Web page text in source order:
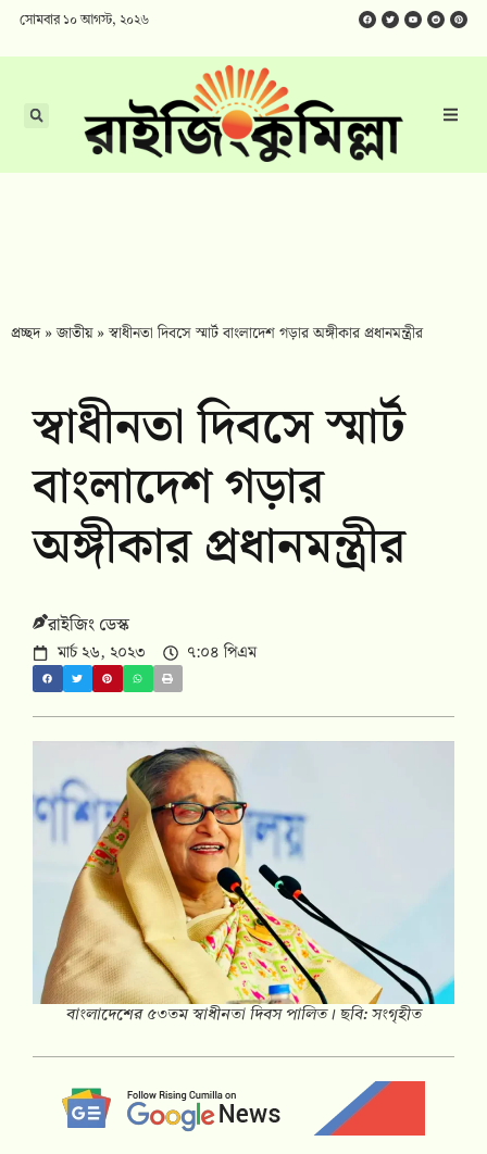
সোমবার ১০ আগস্ট, ২০২৬
প্রচ্ছদ»জাতীয়»স্বাধীনতা দিবসে স্মার্ট বাংলাদেশ গড়ার অঙ্গীকার প্রধানমন্ত্রীর
স্বাধীনতা দিবসে স্মার্ট
বাংলাদেশ গড়ার
অঙ্গীকার প্রধানমন্ত্রীর
রাইজিং ডেস্ক
মার্চ ২৬, ২০২৩ ৭:০৪ পিএম
বাংলাদেশের ৫৩তম স্বাধীনতা দিবস পালিত। ছবি: সংগৃহীত